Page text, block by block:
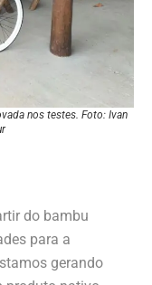
nos testes. Foto: Ivan
do bambu
para a
gerando